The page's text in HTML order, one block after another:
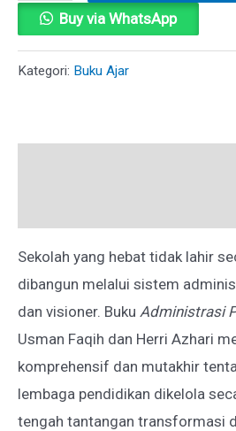
BUKU
AJAR
ADMINISTRASI
Buy via WhatsApp
Kategori: Buku Ajar
Sekolah yang hebat tidak lahir
dibangun melalui sistem
dan visioner. Buku Administrasi
Usman Faqih dan Herri Azhari
komprehensif dan mutakhir
lembaga pendidikan dikelola
tengah tantangan transformasi